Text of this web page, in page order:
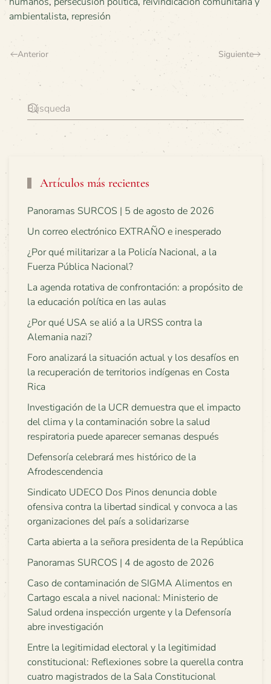
ambientalista, represión
Anterior Siguiente
Artículos más recientes
Panoramas SURCOS | 5 de agosto de 2026
Un correo electrónico EXTRAÑO e inesperado
¿Por qué militarizar a la Policía Nacional, a la
Fuerza Pública Nacional?
La agenda rotativa de confrontación: a propósito de
la educación política en las aulas
¿Por qué USA se alió a la URSS contra la
Alemania nazi?
Foro analizará la situación actual y los desafíos en
la recuperación de territorios indígenas en Costa
Rica
Investigación de la UCR demuestra que el impacto
del clima y la contaminación sobre la salud
respiratoria puede aparecer semanas después
Defensoría celebrará mes histórico de la
Afrodescendencia
Sindicato UDECO Dos Pinos denuncia doble
ofensiva contra la libertad sindical y convoca a las
organizaciones del país a solidarizarse
Carta abierta a la señora presidenta de la República
Panoramas SURCOS | 4 de agosto de 2026
Caso de contaminación de SIGMA Alimentos en
Cartago escala a nivel nacional: Ministerio de
Salud ordena inspección urgente y la Defensoría
abre investigación
Entre la legitimidad electoral y la legitimidad
constitucional: Reflexiones sobre la querella contra
cuatro magistrados de la Sala Constitucional